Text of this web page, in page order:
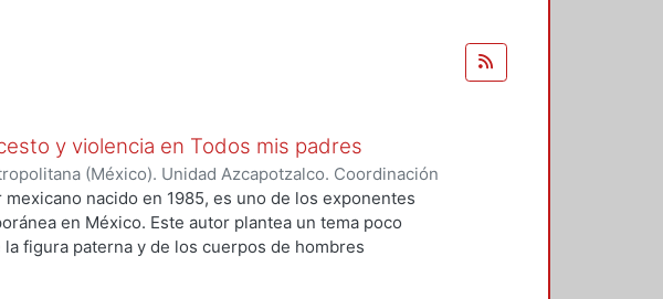
y violencia en Todos mis padres
(México). Unidad Azcapotzalco. Coordinación
,2024-10 )Nicasio Álvarez, Israel
mexicano nacido en 1985, es uno de los exponentes
en México. Este autor plantea un tema poco
figura paterna y de los cuerpos de hombres